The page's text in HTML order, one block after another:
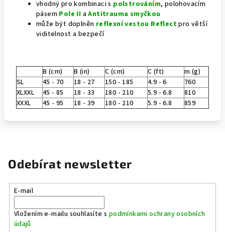
vhodný pro kombinaci s polstrováním, polohovacím
pásem Pole II aAntitrauma smyčkou
může být doplněn reflexní vestou Reflectpro větší
viditelnost a bezpečí
B (cm) B (in) C (cm) C (ft)
m (g)
SL
45 - 70 18 - 27 150 - 185 4.9 - 6
760
XLXXL
45 - 85 18 - 33 180 - 210 5.9 - 6.8
810
XXXL
45 - 95 18 - 39 180 - 210 5.9 - 6.8 859
Odebírat newsletter
E-mail
Vložením e-mailu souhlasíte s podmínkami ochrany osobních
údajů